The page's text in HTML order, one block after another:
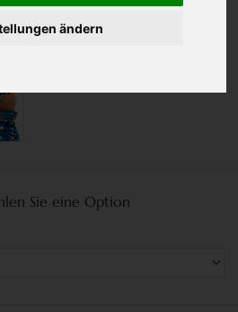
ändern
Sie eine Option